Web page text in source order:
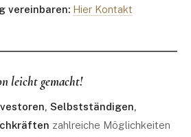
vereinbaren: Hier Kontakt
leicht gemacht!
Selbstständigen,
zahlreiche Möglichkeiten